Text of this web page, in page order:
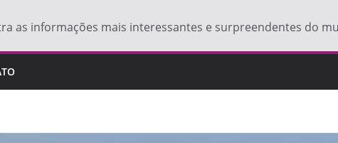
as informações mais interessantes e surpreendentes do